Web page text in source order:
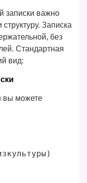
записки важно
Записка
без
Стандартная
вид:
вы можете